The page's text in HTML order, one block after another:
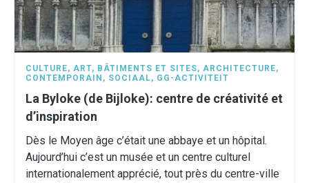
CULTURE, ART, BÂTIMENTS ET SITES, ARCHITECTURE,
CONTEMPORAIN , SOCIAAL, GG-ACTIVITEIT
La Byloke (de Bijloke): centre de créativité et
d’inspiration
Dès le Moyen âge c’était une abbaye et un hôpital.
Aujourd’hui c’est un musée et un centre culturel
internationalement apprécié, tout près du centre-ville